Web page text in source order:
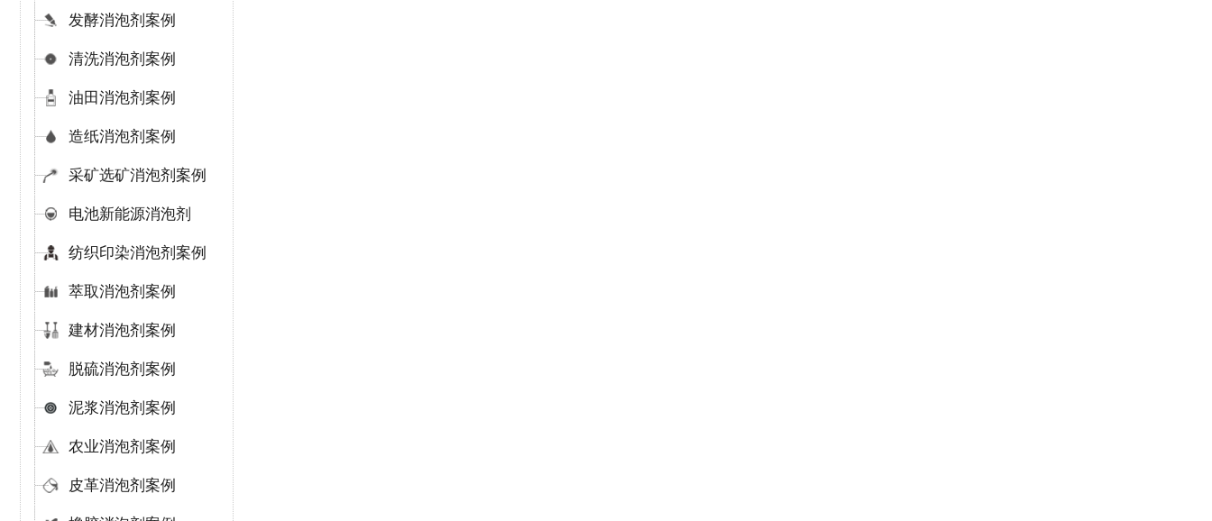
发酵消泡剂案例
清洗消泡剂案例
油田消泡剂案例
造纸消泡剂案例
采矿选矿消泡剂案例
电池新能源消泡剂
纺织印染消泡剂案例
萃取消泡剂案例
建材消泡剂案例
脱硫消泡剂案例
泥浆消泡剂案例
农业消泡剂案例
皮革消泡剂案例